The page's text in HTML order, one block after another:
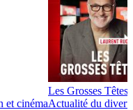
et cinéma
Les Grosses Têtes
Actualité du